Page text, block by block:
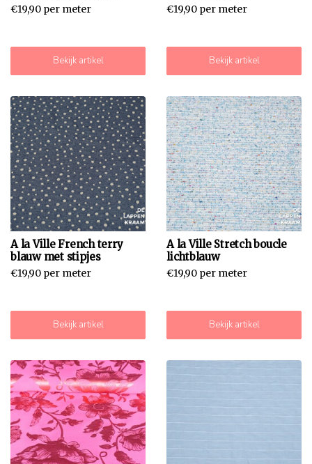
€19,90 per meter
Bekijk artikel
€19,90 per meter
Bekijk artikel
A la Ville French terry
blauw met stipjes
€19,90 per meter
Bekijk artikel
A la Ville Stretch boucle
lichtblauw
€19,90 per meter
Bekijk artikel